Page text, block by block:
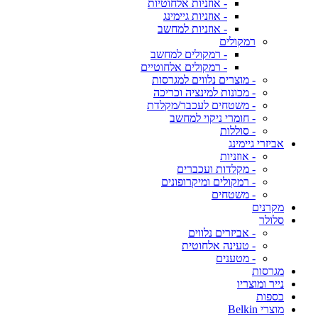
- אוזניות אלחוטיות
- אוזניות גיימינג
- אוזניות למחשב
רמקולים
- רמקולים למחשב
- רמקולים אלחוטיים
- מוצרים נלווים למגרסות
- מכונות למינציה וכריכה
- משטחים לעכבר/מקלדת
- חומרי ניקוי למחשב
- סוללות
אביזרי גיימינג
- אוזניות
- מקלדות ועכברים
- רמקולים ומיקרופונים
- משטחים
מקרנים
סלולר
- אביזרים נלווים
- טעינה אלחוטית
- מטענים
מגרסות
נייר ומוצריו
כספות
מוצרי Belkin